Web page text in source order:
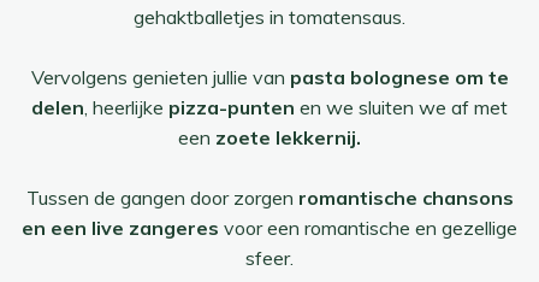
gehaktballetjes in tomatensaus.
Vervolgens genieten jullie van pasta bolognese om te
delen, heerlijke pizza-punten en we sluiten we af met
een zoete lekkernij.
Tussen de gangen door zorgen romantische chansons
en een live zangeres voor een romantische en gezellige
sfeer.